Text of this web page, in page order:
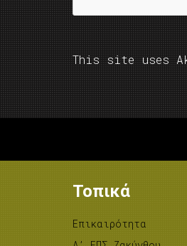
This site uses
Τοπικά
Επικαιρότητα